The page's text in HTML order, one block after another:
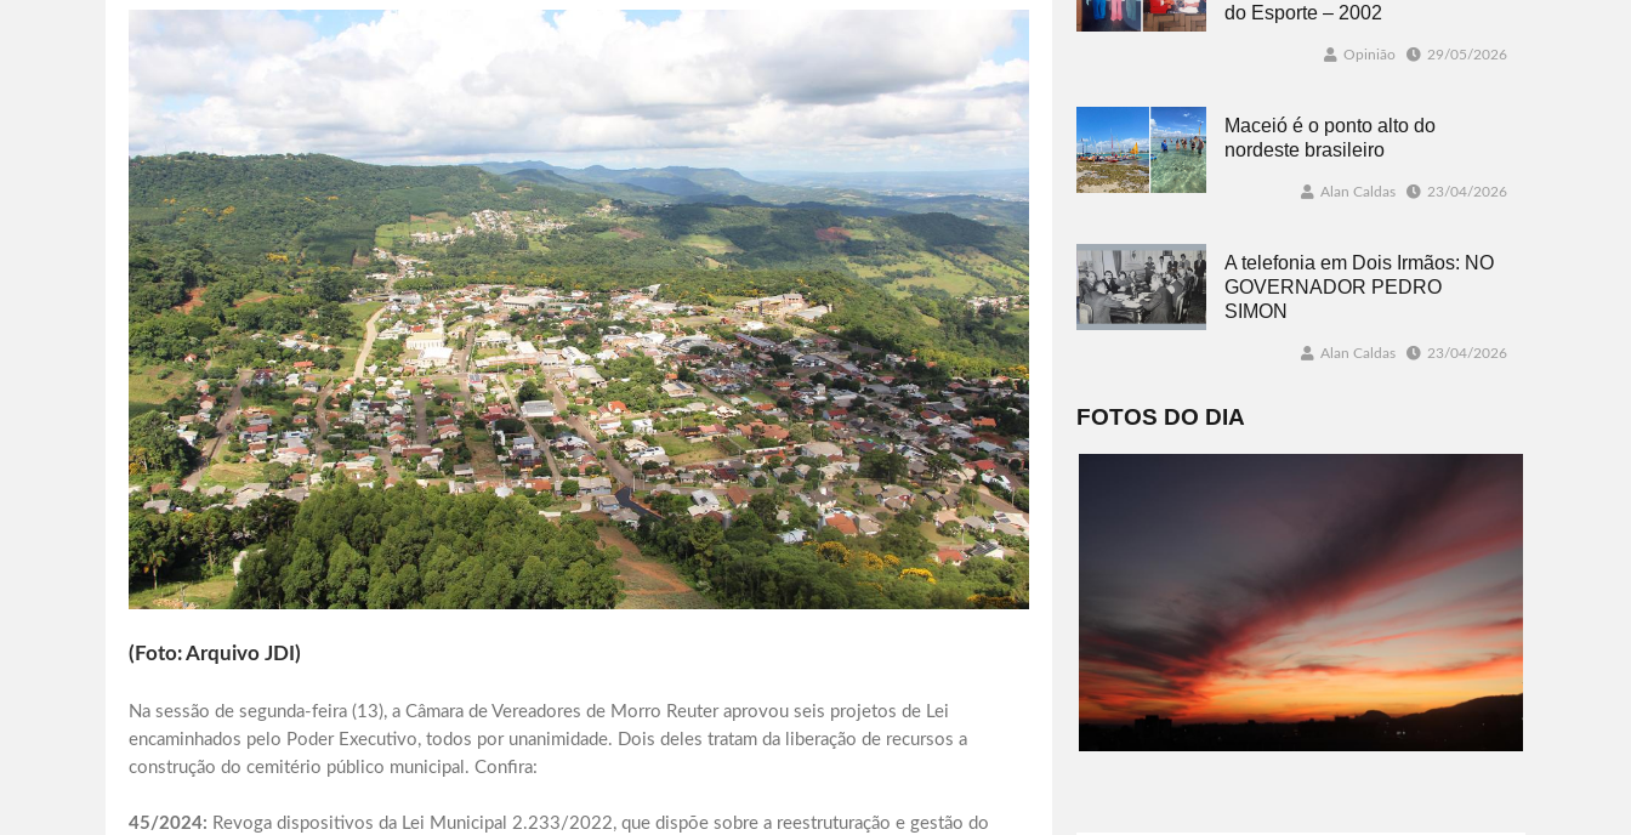
(Foto: Arquivo JDI)
Na sessão de segunda-feira (13), a Câmara de Vereadores de Morro Reuter aprovou seis projetos de Lei
encaminhados pelo Poder Executivo, todos por unanimidade. Dois deles tratam da liberação de recursos a
construção do cemitério público municipal. Confira:
45/2024: Revoga dispositivos da Lei Municipal 2.233/2022, que dispõe sobre a reestruturação e gestão do
do Esporte – 2002
Opinião 29/05/2026
Maceió é o ponto alto do
nordeste brasileiro
Alan Caldas 23/04/2026
A telefonia em Dois Irmãos: NO
GOVERNADOR PEDRO
SIMON
Alan Caldas 23/04/2026
FOTOS DO DIA